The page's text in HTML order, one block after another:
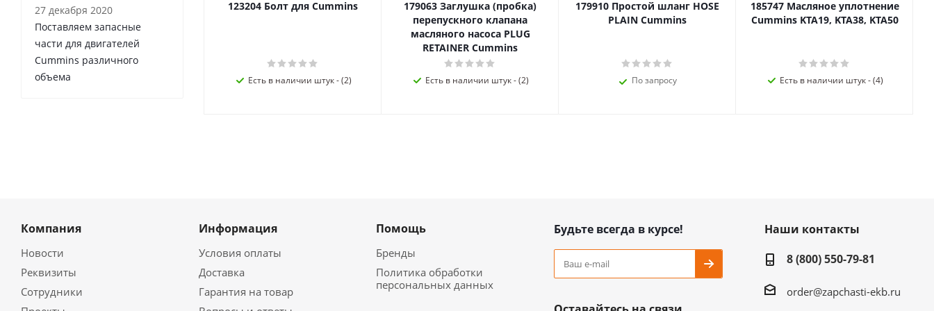
123204 Болт для Cummins
Есть в наличии штук - (2)
179063 Заглушка (пробка)
перепускного клапана
масляного насоса PLUG
RETAINER Cummins
Есть в наличии штук - (2)
179910 Простой шланг HOSE
PLAIN Cummins
По запросу
185747 Масляное уплотнение
Cummins KTA19, KTA38, KTA50
Есть в наличии штук - (4)
27 декабря 2020
Поставляем запасные
части для двигателей
Cummins различного
объема
Компания
Новости
Реквизиты
Сотрудники
Информация
Условия оплаты
Доставка
Гарантия на товар
Помощь
Бренды
Политика обработки
персональных данных
Будьте всегда в курсе!
Наши контакты
8 (800) 550-79-81
order@zapchasti-ekb.ru